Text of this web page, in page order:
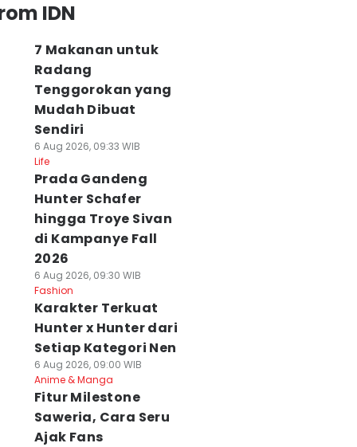
IDN
7 Makanan untuk
Radang
Tenggorokan yang
Mudah Dibuat
Sendiri
6 Aug 2026, 09:33 WIB
Life
Prada Gandeng
Hunter Schafer
hingga Troye Sivan
di Kampanye Fall
2026
6 Aug 2026, 09:30 WIB
Fashion
Karakter Terkuat
Hunter x Hunter dari
Setiap Kategori Nen
6 Aug 2026, 09:00 WIB
Anime & Manga
Fitur Milestone
Saweria, Cara Seru
Ajak Fans